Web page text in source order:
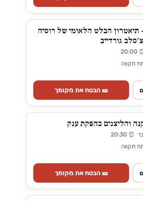
תיאטרון הבלט הלאומי של רוסיה
גורדייב
תקווה
🎫 הבטח את מקומך
והליצנים בהפקת ענק
תקווה
🎫 הבטח את מקומך